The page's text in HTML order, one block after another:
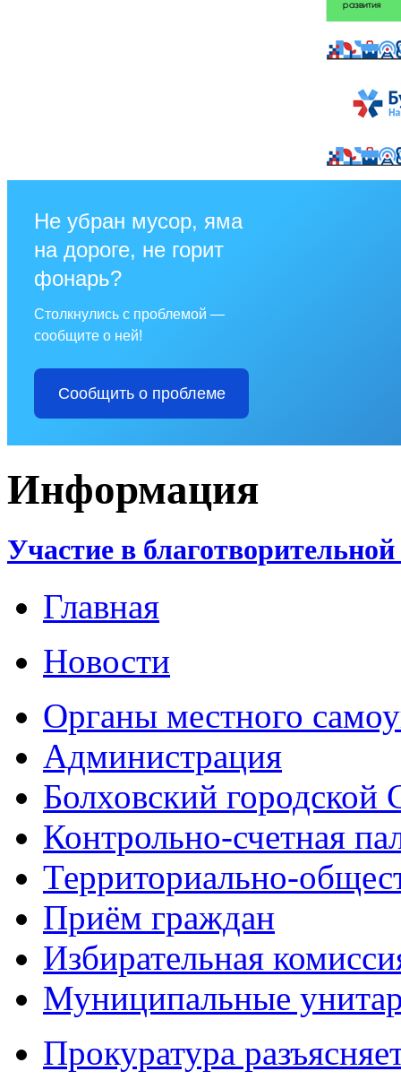
Не убран мусор, яма
на дороге, не горит
фонарь?
Столкнулись с проблемой —
сообщите о ней!
Сообщить о проблеме
Информация
Участие в
Главная
Новости
Органы местного
Администрация
Болховский городской
Контрольно-счетная
Территориально-
Приём граждан
Избирательная
Муниципальные
Прокуратура